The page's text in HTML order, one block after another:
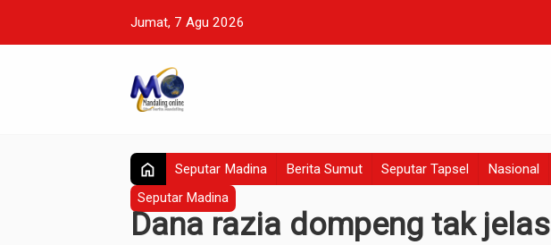
Jumat, 7 Agu 2026
home Seputar Madina Berita Sumut Seputar Tapsel Nasional
Seputar Madina
Dana razia dompeng tak jelas